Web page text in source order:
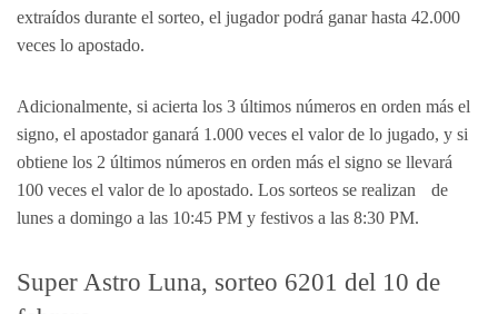
extraídos durante el sorteo, el jugador podrá ganar hasta 42.000
veces lo apostado.
Adicionalmente, si acierta los 3 últimos números en orden más el
signo, el apostador ganará 1.000 veces el valor de lo jugado, y si
obtiene los 2 últimos números en orden más el signo se llevará
100 veces el valor de lo apostado. Los sorteos se realizan de
lunes a domingo a las 10:45 PM y festivos a las 8:30 PM.
Super Astro Luna, sorteo 6201 del 10 de